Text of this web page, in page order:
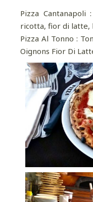
Pizza Cantanapoli
ricotta, fior di latte,
Pizza Al Tonno :
Oignons Fior Di